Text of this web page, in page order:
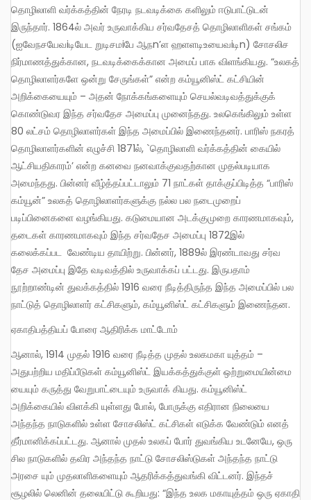
தொழிலாளி வர்க்கத்தின் நேரடி நடவடிக்கை களிலும் ஈடுபாட்டுடன்
இருந்தார். 1864ல் அவர் உருவாக்கிய சர்வதேசத் தொழிலாளிகள் சங்கம்
(ஐவேநசயேவiடியேட றுடிசமiபே ஆநn’ள ஹளளடிஉயைவiடிn) சோசலிச
நிர்மாணத்துக்கான, நடவடிக்கைக்கான அமைப் பாக விளங்கியது. “உலகத்
தொழிலாளர்களே ஒன்று சேருங்கள்” என்ற கம்யூனிஸ்ட் கட்சியின்
அறிக்கையையும் – அதன் நோக்கங்களையும் செயல்வடிவத்துக்குக்
கொண்டுவர இந்த சர்வதேச அமைப்பு முனைந்தது. உலகெங்கிலும் உள்ள
80 லட்சம் தொழிலாளர்கள் இந்த அமைப்பில் இணைந்தனர். பாரிஸ் நகரத்
தொழிலாளர்களின் எழுச்சி 1871ல், `தொழிலாளி வர்க்கத்தின் கையில்
ஆட்சியதிகாரம்’ என்ற கனவை நனவாக்குவதற்கான முதல்படியாக
அமைந்தது. பின்னர் வீழ்த்தப்பட்டாலும் 71 நாட்கள் தாக்குப்பிடித்த “பாரிஸ்
கம்யூன்” உலகத் தொழிலாளர்களுக்கு நல்ல பல நடைமுறைப்
படிப்பினைகளை வழங்கியது. கடுமையான அடக்குமுறை காரணமாகவும்,
தடைகள் காரணமாகவும் இந்த சர்வதேச அமைப்பு 1872இல்
கலைக்கப்பட வேண்டிய தாயிற்று. பின்னர், 1889ல் இரண்டாவது சர்வ
தேச அமைப்பு இதே வடிவத்தில் உருவாக்கப் பட்டது. இருபதாம்
நூற்றாண்டின் துவக்கத்தில் 1916 வரை நீடித்திருந்த இந்த அமைப்பில் பல
நாட்டுத் தொழிலாளர் கட்சிகளும், கம்யூனிஸ்ட் கட்சிகளும் இணைந்தன.
ஏகாதிபத்தியப் போரை ஆதிரிக்க மாட்டோம்
ஆனால், 1914 முதல் 1916 வரை நீடித்த முதல் உலகமகா யுத்தம் –
அதுபற்றிய மதிப்பீடுகள் கம்யூனிஸ்ட் இயக்கத்துக்குள் ஒற்றுமையின்மை
யையும் கருத்து வேறுபாட்டையும் உருவாக் கியது. கம்யூனிஸ்ட்
அறிக்கையில் விளக்கி யுள்ளது போல், போருக்கு எதிரான நிலையை
அந்தந்த நாடுகளில் உள்ள சோசலிஸ்ட் கட்சிகள் எடுக்க வேண்டும் எனத்
தீர்மானிக்கப்பட்டது. ஆனால் முதல் உலகப் போர் துவங்கிய உடனேயே, ஒரு
சில நாடுகளில் தவிர அந்தந்த நாட்டு சோசலிஸ்டுகள் அந்தந்த நாட்டு
அரசை யும் முதலாளிகளையும் ஆதரிக்கத்துவங்கி விட்டனர். இந்தச்
சூழலில் லெனின் தலையிட்டு கூறியது: “இந்த உலக மகாயுத்தம் ஒரு ஏகாதி